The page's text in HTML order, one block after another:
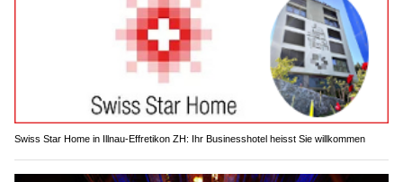
Swiss Star Home in Illnau-Effretikon ZH: Ihr Businesshotel heisst Sie willkommen